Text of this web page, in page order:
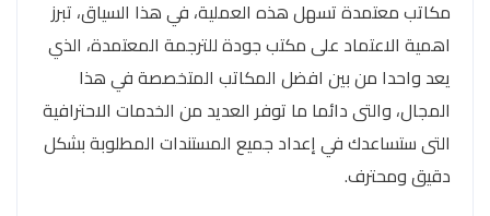
مكاتب معتمدة تسهل هذه العملية، في هذا السياق، تبرز
اهمية الاعتماد على مكتب جودة للترجمة المعتمدة، الذي
يعد واحدا من بين افضل المكاتب المتخصصة في هذا
المجال، والتى دائما ما توفر العديد من الخدمات الاحترافية
التى ستساعدك في إعداد جميع المستندات المطلوبة بشكل
دقيق ومحترف.